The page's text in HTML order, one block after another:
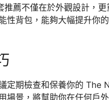
薦不僅在於外觀設計，更
性背包，能夠大幅提升你
定期檢查和保養你的 The
場景，將幫助你在任何戶